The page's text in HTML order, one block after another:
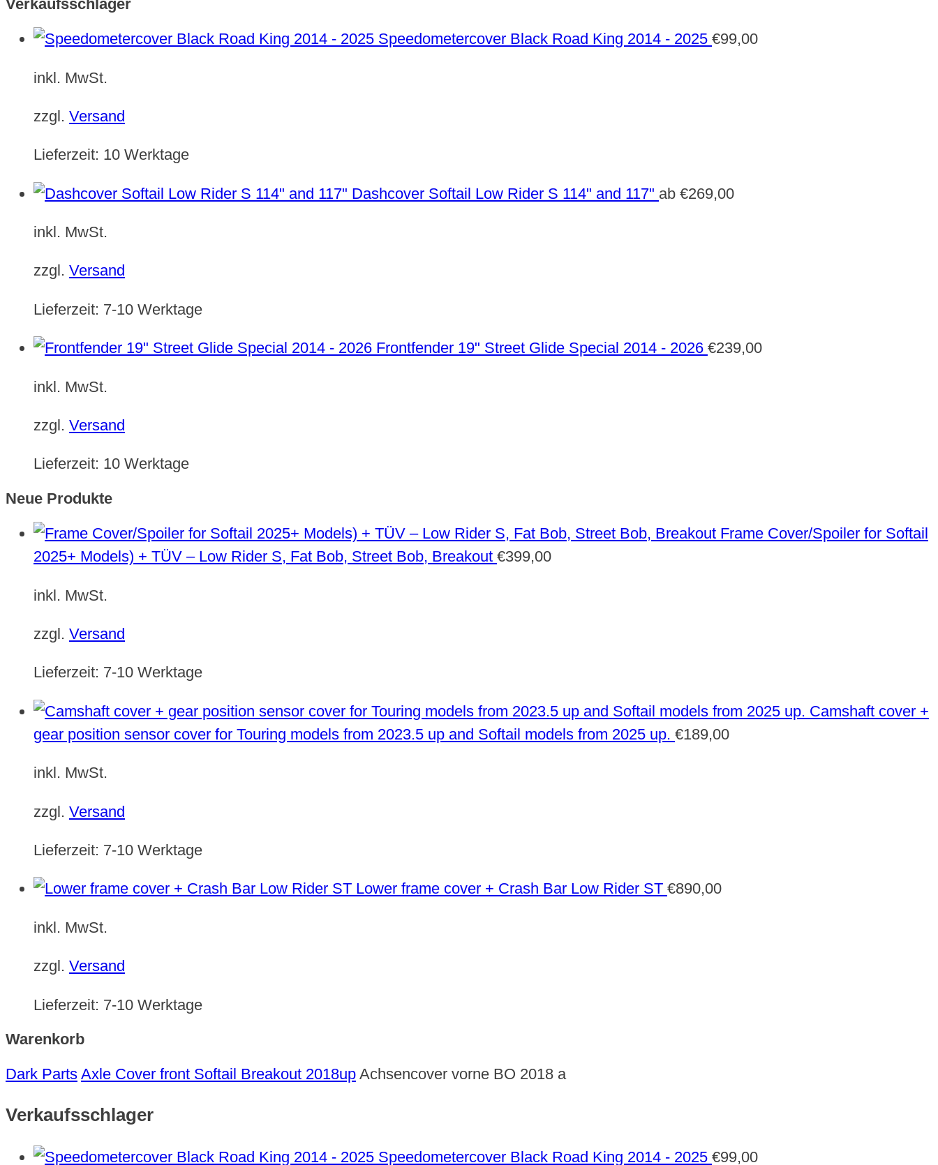
Verkaufsschlager
Speedometercover Black Road King 2014 - 2025 €99,00
inkl. MwSt.
zzgl. Versand
Lieferzeit: 10 Werktage
Dashcover Softail Low Rider S 114" and 117" ab €269,00
inkl. MwSt.
zzgl. Versand
Lieferzeit: 7-10 Werktage
Frontfender 19" Street Glide Special 2014 - 2026 €239,00
inkl. MwSt.
zzgl. Versand
Lieferzeit: 10 Werktage
Neue Produkte
Frame Cover/Spoiler for Softail
2025+ Models) + TÜV – Low Rider S, Fat Bob, Street Bob, Breakout €399,00
inkl. MwSt.
zzgl. Versand
Lieferzeit: 7-10 Werktage
Camshaft cover +
gear position sensor cover for Touring models from 2023.5 up and Softail models from 2025 up. €189,00
inkl. MwSt.
zzgl. Versand
Lieferzeit: 7-10 Werktage
Lower frame cover + Crash Bar Low Rider ST €890,00
inkl. MwSt.
zzgl. Versand
Lieferzeit: 7-10 Werktage
Warenkorb
Dark Parts Axle Cover front Softail Breakout 2018up Achsencover vorne BO 2018 a
Verkaufsschlager
Speedometercover Black Road King 2014 - 2025 €99,00